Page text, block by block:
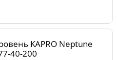
KAPRO Neptune
40-200